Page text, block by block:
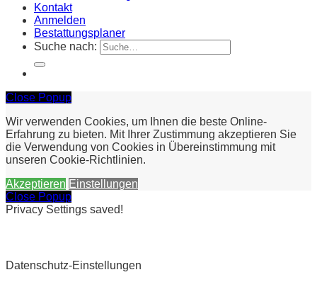
Kontakt
Anmelden
Bestattungsplaner
Suche nach:
Close Popup
Wir verwenden Cookies, um Ihnen die beste Online-
Erfahrung zu bieten. Mit Ihrer Zustimmung akzeptieren Sie
die Verwendung von Cookies in Übereinstimmung mit
unseren Cookie-Richtlinien.
Akzeptieren Einstellungen
Close Popup
Privacy Settings saved!
Datenschutz-Einstellungen